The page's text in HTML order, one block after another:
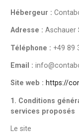
Hébergeur :
Adresse : Aschauer
Téléphone : +49 89
Email :
Site web : https://
1. Conditions
services proposés
Le site